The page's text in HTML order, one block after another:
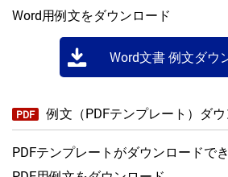
Word用例文をダウンロード
Word文書 例文ダウ
PDF 例文（PDFテンプレート）ダ
PDFテンプレートがダウンロードでき